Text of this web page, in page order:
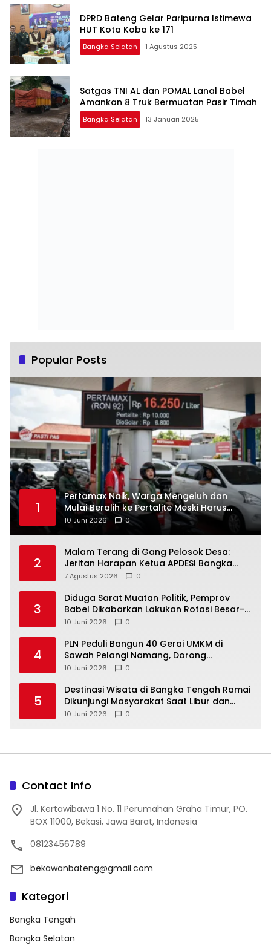
DPRD Bateng Gelar Paripurna Istimewa
HUT Kota Koba ke 171
Bangka Selatan 1 Agustus 2025
Satgas TNI AL dan POMAL Lanal Babel
Amankan 8 Truk Bermuatan Pasir Timah
Bangka Selatan 13 Januari 2025
1
Malam Terang di Gang Pelosok Desa:
Jeritan Harapan Ketua APDESI Bangka
Tengah untuk PLN Babel
7 Agustus 2026 0
3
‎Diduga Sarat Muatan Politik, Pemprov
Babel Dikabarkan Lakukan Rotasi Besar-
10 Juni 2026
4
‎PLN Peduli Bangun 40 Gerai UMKM di
Sawah Pelangi Namang, Dorong
10 Juni 2026 0
5
‎Destinasi Wisata di Bangka Tengah Ramai
Dikunjungi Masyarakat Saat Libur dan
Contact Info
Jl. Kertawibawa 1 No. 11 Perumahan Graha Timur, PO.
BOX 11000, Bekasi, Jawa Barat, Indonesia
08123456789
bekawanbateng@gmail.com
Bangka Tengah
Pangkalpinang
PT Timah
Bangka Belitung
Label
Bekawan.co.id
Pemerintah Kabupaten Bangka Tengah
Bangka Tengah
Bupati Bateng Algafry Rahman